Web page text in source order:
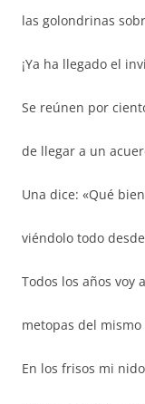
las golondrinas
¡Ya ha llegado el
Se reúnen por
de llegar a un
Una dice: «Qué
viéndolo todo
Todos los años voy
metopas del mismo
En los frisos mi